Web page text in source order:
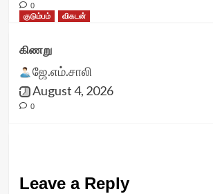
0
குடும்பம்
விகடன்
கிணறு
ஜே.எம்.சாலி
August 4, 2026
0
Leave a Reply